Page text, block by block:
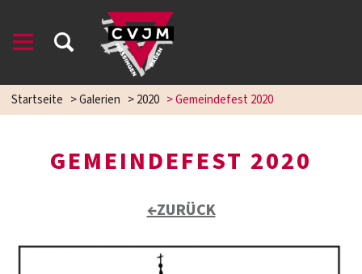
Startseite >Galerien >2020 >Gemeindefest 2020
GEMEINDEFEST 2020
←ZURÜCK